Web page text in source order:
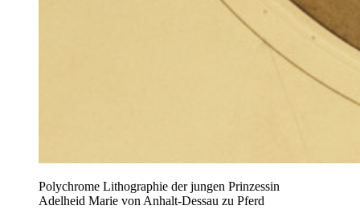
Polychrome Lithographie der jungen Prinzessin
Adelheid Marie von Anhalt-Dessau zu Pferd